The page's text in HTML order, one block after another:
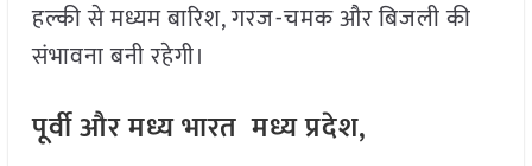
हल्की से मध्यम बारिश, गरज-चमक और बिजली की
संभावना बनी रहेगी।
पूर्वी और मध्य भारत मध्य प्रदेश,